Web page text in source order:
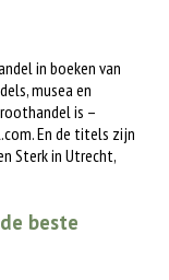
in boeken van
musea en
is –
En de titels zijn
Sterk in Utrecht,
beste